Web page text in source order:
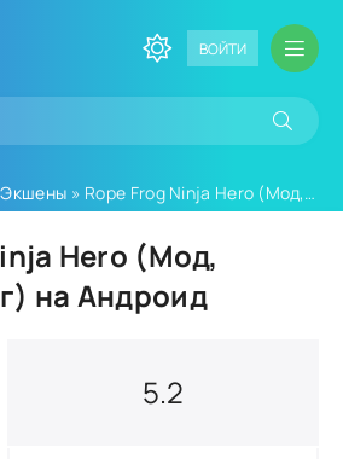
ВОЙТИ
Экшены » Rope Frog Ninja Hero (Мод, Много денег)
Hero (Мод,
на Андроид
5.2